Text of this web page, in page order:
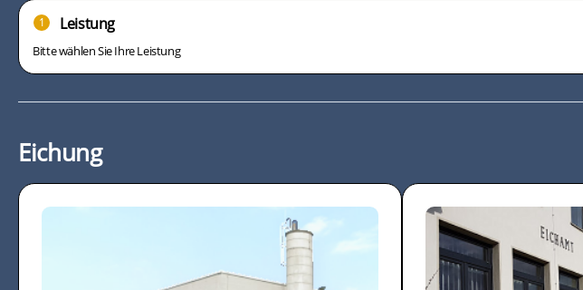
Eichung
1 Leistung
Bitte wählen Sie Ihre Leistung